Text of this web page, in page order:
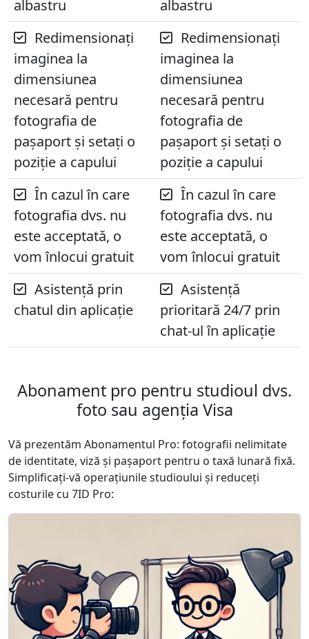
albastru
albastru
Redimensionați
imaginea la
dimensiunea
necesară pentru
fotografia de
pașaport și setați o
poziție a capului
Redimensionați
imaginea la
dimensiunea
necesară pentru
fotografia de
pașaport și setați o
poziție a capului
În cazul în care
fotografia dvs. nu
este acceptată, o
vom înlocui gratuit
În cazul în care
fotografia dvs. nu
este acceptată, o
vom înlocui gratuit
Asistență prin
chatul din aplicație
Asistență
prioritară 24/7 prin
chat-ul în aplicație
Abonament pro pentru studioul dvs.
foto sau agenția Visa
Vă prezentăm Abonamentul Pro: fotografii nelimitate
de identitate, viză și pașaport pentru o taxă lunară fixă.
Simplificați-vă operațiunile studioului și reduceți
costurile cu 7ID Pro: